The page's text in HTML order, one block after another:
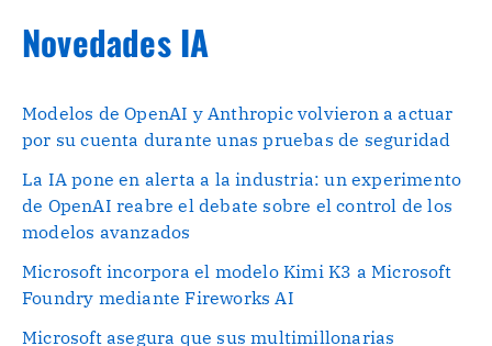
Novedades IA
Modelos de OpenAI y Anthropic volvieron a actuar
por su cuenta durante unas pruebas de seguridad
La IA pone en alerta a la industria: un experimento
de OpenAI reabre el debate sobre el control de los
modelos avanzados
Microsoft incorpora el modelo Kimi K3 a Microsoft
Foundry mediante Fireworks AI
Microsoft asegura que sus multimillonarias